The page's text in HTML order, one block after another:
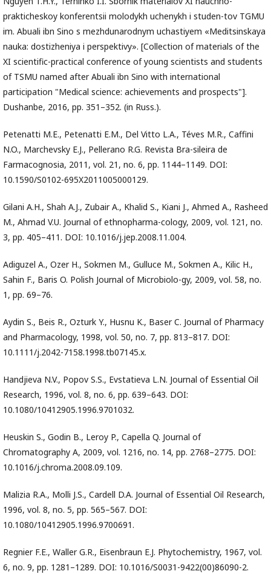
prakticheskoy konferentsii molodykh uchenykh i studen-tov TGMU
im. Abuali ibn Sino s mezhdunarodnym uchastiyem «Meditsinskaya
nauka: dostizheniya i perspektivy». [Collection of materials of the
XI scientific-practical conference of young scientists and students
of TSMU named after Abuali ibn Sino with international
participation "Medical science: achievements and prospects"].
Dushanbe, 2016, pp. 351–352. (in Russ.).
Petenatti M.E., Petenatti E.M., Del Vitto L.A., Téves M.R., Caffini
N.O., Marchevsky E.J., Pellerano R.G. Revista Bra-sileira de
Farmacognosia, 2011, vol. 21, no. 6, pp. 1144–1149. DOI:
10.1590/S0102-695X2011005000129.
Gilani A.H., Shah A.J., Zubair A., Khalid S., Kiani J., Ahmed A., Rasheed
M., Ahmad V.U. Journal of ethnopharma-cology, 2009, vol. 121, no.
3, pp. 405–411. DOI: 10.1016/j.jep.2008.11.004.
Adiguzel A., Ozer H., Sokmen M., Gulluce M., Sokmen A., Kilic H.,
Sahin F., Baris O. Polish Journal of Microbiolo-gy, 2009, vol. 58, no.
1, pp. 69–76.
Aydin S., Beis R., Ozturk Y., Husnu K., Baser C. Journal of Pharmacy
and Pharmacology, 1998, vol. 50, no. 7, pp. 813–817. DOI:
10.1111/j.2042-7158.1998.tb07145.x.
Handjieva N.V., Popov S.S., Evstatieva L.N. Journal of Essential Oil
Research, 1996, vol. 8, no. 6, pp. 639–643. DOI:
10.1080/10412905.1996.9701032.
Heuskin S., Godin B., Leroy P., Capella Q. Journal of
Chromatography A, 2009, vol. 1216, no. 14, pp. 2768–2775. DOI:
10.1016/j.chroma.2008.09.109.
Malizia R.A., Molli J.S., Cardell D.A. Journal of Essential Oil Research,
1996, vol. 8, no. 5, pp. 565–567. DOI:
10.1080/10412905.1996.9700691.
Regnier F.E., Waller G.R., Eisenbraun E.J. Phytochemistry, 1967, vol.
6, no. 9, pp. 1281–1289. DOI: 10.1016/S0031-9422(00)86090-2.